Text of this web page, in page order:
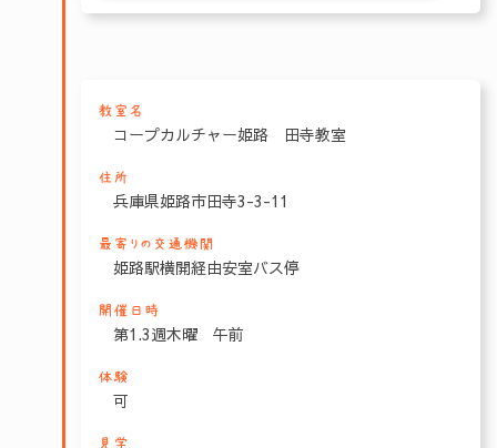
教室名
コープカルチャー姫路 田寺教室
住所
兵庫県姫路市田寺3-3-11
最寄りの交通機関
姫路駅横開経由安室バス停
開催日時
第1.3週木曜 午前
体験
可
見学